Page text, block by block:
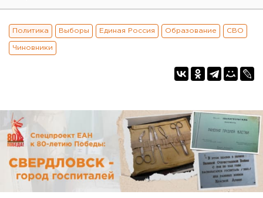
Политика Выборы Единая Россия Образование СВО
Чиновники